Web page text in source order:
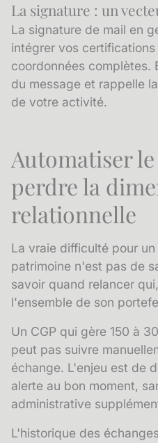
La signature : un
La signature de mail en
intégrer vos certifications
coordonnées complètes.
du message et rappelle
de votre activité.
Automatiser
perdre la
relationnelle
La vraie difficulté pour
patrimoine n'est pas de
savoir quand relancer
l'ensemble de son
Un CGP qui gère 150 à
peut pas suivre
échange. L'enjeu est de
alerte au bon moment,
administrative
L'historique des échanges